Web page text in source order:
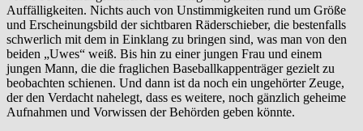
Auffälligkeiten. Nichts auch von Unstimmigkeiten rund um Größe
und Erscheinungsbild der sichtbaren Räderschieber, die bestenfalls
schwerlich mit dem in Einklang zu bringen sind, was man von den
beiden „Uwes“ weiß. Bis hin zu einer jungen Frau und einem
jungen Mann, die die fraglichen Baseballkappenträger gezielt zu
beobachten schienen. Und dann ist da noch ein ungehörter Zeuge,
der den Verdacht nahelegt, dass es weitere, noch gänzlich geheime
Aufnahmen und Vorwissen der Behörden geben könnte.